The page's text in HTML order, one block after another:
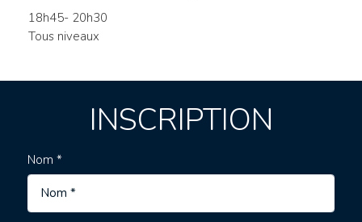
18h45- 20h30
Tous niveaux
INSCRIPTION
Nom *